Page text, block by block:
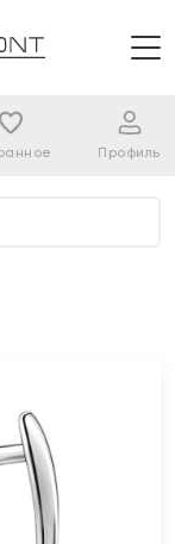
Профиль